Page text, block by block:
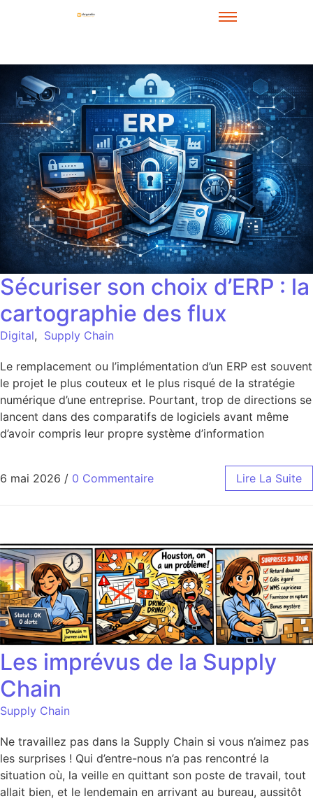
Sécuriser son choix d’ERP : la
cartographie des flux
Digital, Supply Chain
Le remplacement ou l’implémentation d’un ERP est souvent
le projet le plus couteux et le plus risqué de la stratégie
numérique d’une entreprise. Pourtant, trop de directions se
lancent dans des comparatifs de logiciels avant même
d’avoir compris leur propre système d’information
6 mai 2026 / 0 Commentaire Lire La Suite
Les imprévus de la Supply
Chain
Supply Chain
Ne travaillez pas dans la Supply Chain si vous n’aimez pas
les surprises ! Qui d’entre-nous n’a pas rencontré la
situation où, la veille en quittant son poste de travail, tout
allait bien, et le lendemain en arrivant au bureau, aussitôt